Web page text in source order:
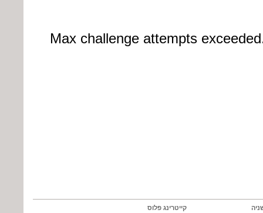
קייטרינג פלוס